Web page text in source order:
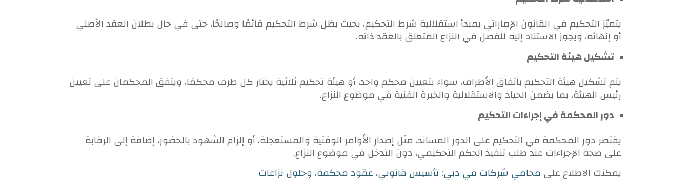
يتميّز التحكيم في القانون الإماراتي بمبدأ استقلالية شرط التحكيم، بحيث يظل شرط التحكيم قائمًا وصالحًا، حتى في حال بطلان العقد الأصلي
أو إنهائه، ويجوز الاستناد إليه للفصل في النزاع المتعلق بالعقد ذاته.
تشكيل هيئة التحكيم
يتم تشكيل هيئة التحكيم باتفاق الأطراف، سواء بتعيين محكم واحد، أو هيئة تحكيم ثلاثية يختار كل طرف محكمًا، ويتفق المحكمان على تعيين
رئيس الهيئة، بما يضمن الحياد والاستقلالية والخبرة الفنية في موضوع النزاع.
دور المحكمة في إجراءات التحكيم
يقتصر دور المحكمة في التحكيم على الدور المساند، مثل إصدار الأوامر الوقتية والمستعجلة، أو إلزام الشهود بالحضور، إضافة إلى الرقابة
على صحة الإجراءات عند طلب تنفيذ الحكم التحكيمي، دون التدخل في موضوع النزاع.
يمكنك الاطلاع على محامي شركات في دبي: تأسيس قانوني، عقود محكمة، وحلول نزاعات